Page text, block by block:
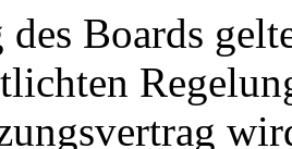
Boards